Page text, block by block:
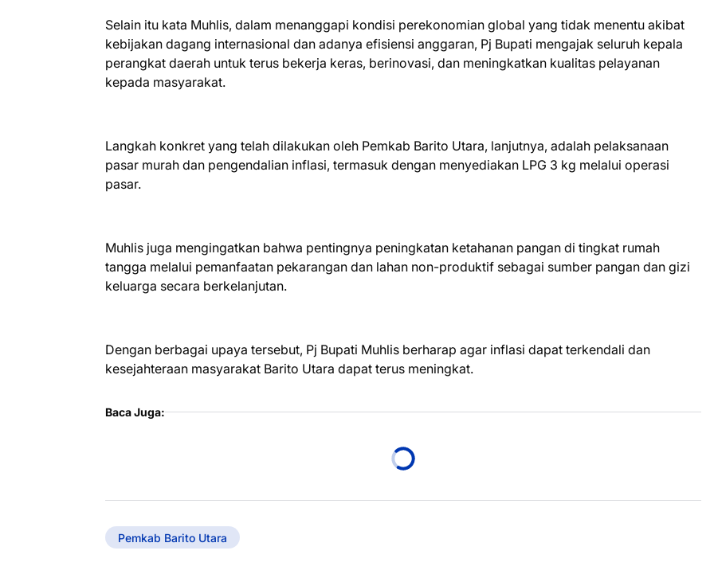
Selain itu kata Muhlis, dalam menanggapi kondisi perekonomian global yang tidak menentu akibat
kebijakan dagang internasional dan adanya efisiensi anggaran, Pj Bupati mengajak seluruh kepala
perangkat daerah untuk terus bekerja keras, berinovasi, dan meningkatkan kualitas pelayanan
kepada masyarakat.
Langkah konkret yang telah dilakukan oleh Pemkab Barito Utara, lanjutnya, adalah pelaksanaan
pasar murah dan pengendalian inflasi, termasuk dengan menyediakan LPG 3 kg melalui operasi
pasar.
Muhlis juga mengingatkan bahwa pentingnya peningkatan ketahanan pangan di tingkat rumah
tangga melalui pemanfaatan pekarangan dan lahan non-produktif sebagai sumber pangan dan gizi
keluarga secara berkelanjutan.
Dengan berbagai upaya tersebut, Pj Bupati Muhlis berharap agar inflasi dapat terkendali dan
kesejahteraan masyarakat Barito Utara dapat terus meningkat.
Baca Juga:
Pemkab Barito Utara